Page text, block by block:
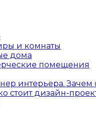
жилых и
Петербурге
и комнаты
дома
помещения
интерьера. Зачем
стоит дизайн-